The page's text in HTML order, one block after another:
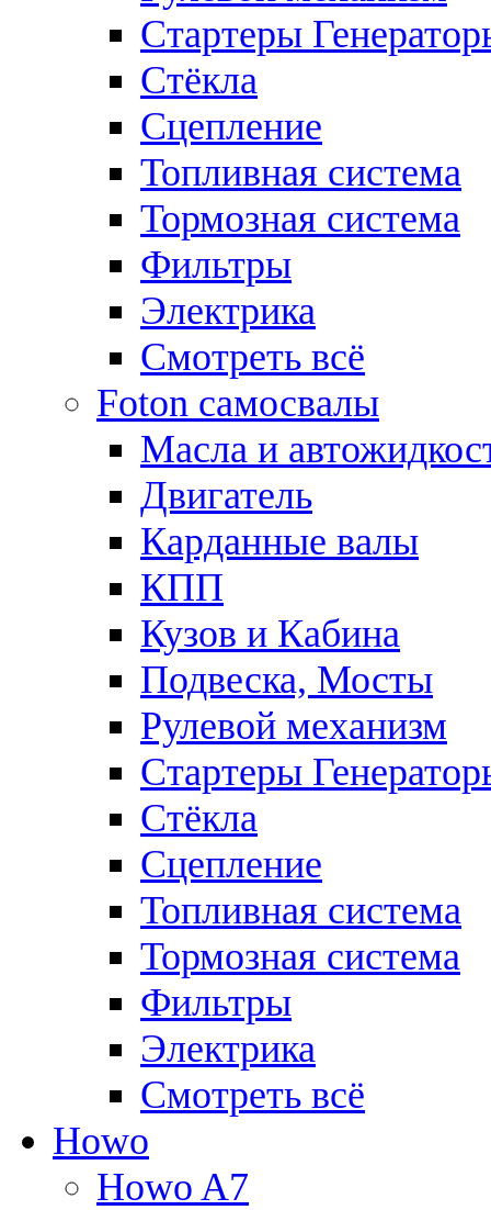
Стартеры
Стёкла
Сцепление
Топливная система
Тормозная система
Фильтры
Электрика
Смотреть всё
Foton самосвалы
Масла и
Двигатель
Карданные валы
КПП
Кузов и Кабина
Подвеска, Мосты
Рулевой механизм
Стартеры
Стёкла
Сцепление
Топливная система
Тормозная система
Фильтры
Электрика
Смотреть всё
Howo
Howo A7